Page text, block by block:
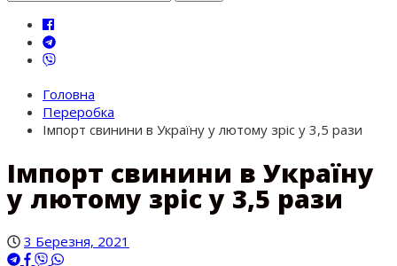
Головна
Переробка
Імпорт свинини в Україну у лютому зріс у 3,5 рази
Імпорт свинини в Україну
у лютому зріс у 3,5 рази
3 Березня, 2021